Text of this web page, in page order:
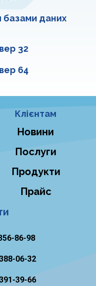
базами даних
32
64
Клієнтам
Новини
Послуги
Продукти
Прайс
86-98
06-32
39-66